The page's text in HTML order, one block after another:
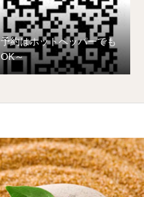
予約はホットペッパーでも
OK～